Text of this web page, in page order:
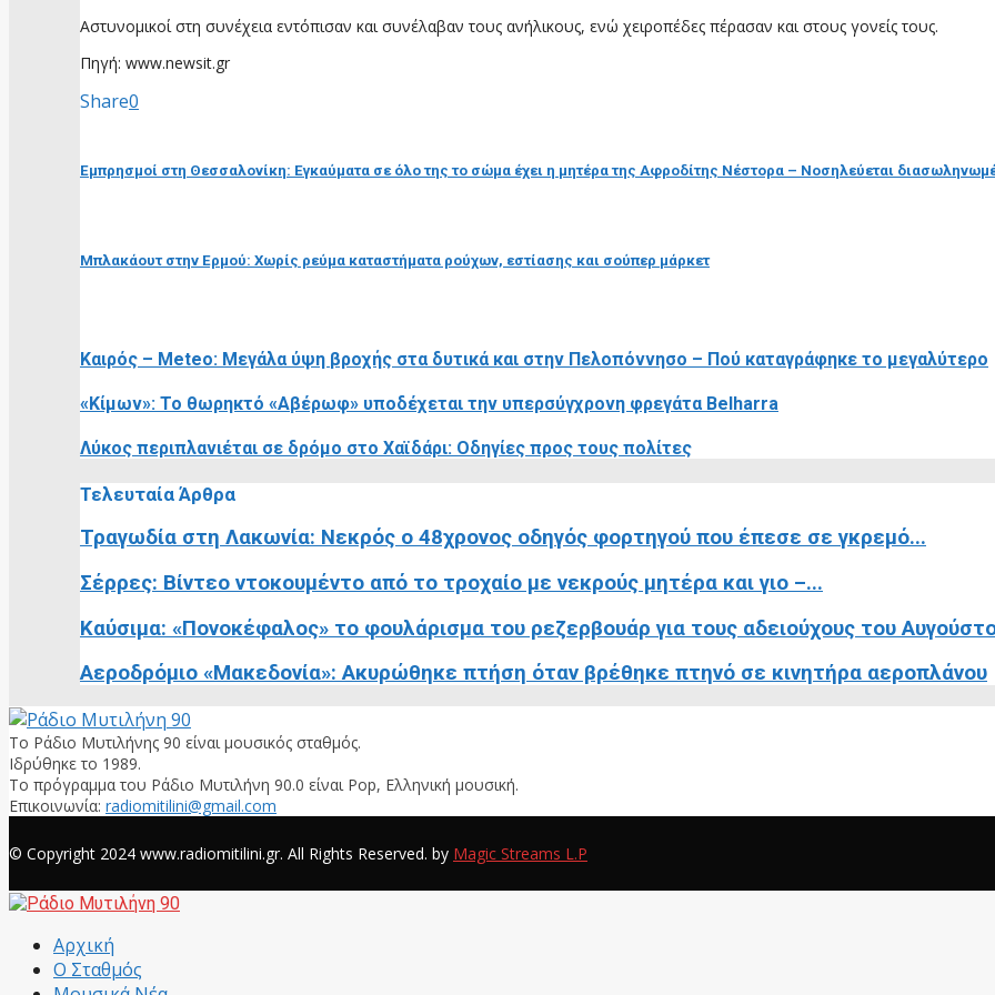
Αστυνομικοί στη συνέχεια εντόπισαν και συνέλαβαν τους ανήλικους, ενώ χειροπέδες πέρασαν και στους γονείς τους.
Πηγή: www.newsit.gr
Share0
Εμπρησμοί στη Θεσσαλονίκη: Εγκαύματα σε όλο της το σώμα έχει η μητέρα της Αφροδίτης Νέστορα – Νοσηλεύεται
Μπλακάουτ στην Ερμού: Χωρίς ρεύμα καταστήματα ρούχων, εστίασης και σούπερ μάρκετ
Καιρός – Meteo: Μεγάλα ύψη βροχής στα δυτικά και στην Πελοπόννησο – Πού καταγράφηκε το μεγαλύτερο
«Κίμων»: Το θωρηκτό «Αβέρωφ» υποδέχεται την υπερσύγχρονη φρεγάτα Belharra
Λύκος περιπλανιέται σε δρόμο στο Χαϊδάρι: Οδηγίες προς τους πολίτες
Τελευταία Άρθρα
Τραγωδία στη Λακωνία: Νεκρός ο 48χρονος οδηγός φορτηγού που έπεσε σε γκρεμό...
Σέρρες: Βίντεο ντοκουμέντο από το τροχαίο με νεκρούς μητέρα και γιο –...
Καύσιμα: «Πονοκέφαλος» το φουλάρισμα του ρεζερβουάρ για τους αδειούχους του
Αεροδρόμιο «Μακεδονία»: Ακυρώθηκε πτήση όταν βρέθηκε πτηνό σε κινητήρα αεροπλάνου
Το Ράδιο Μυτιλήνης 90 είναι μουσικός σταθμός.
Ιδρύθηκε το 1989.
Το πρόγραμμα του Ράδιο Μυτιλήνη 90.0 είναι Pop, Ελληνική μουσική.
Επικοινωνία: radiomitilini@gmail.com
© Copyright 2024 www.radiomitilini.gr. All Rights Reserved. by Magic Streams L.P
Αρχική
Ο Σταθμός